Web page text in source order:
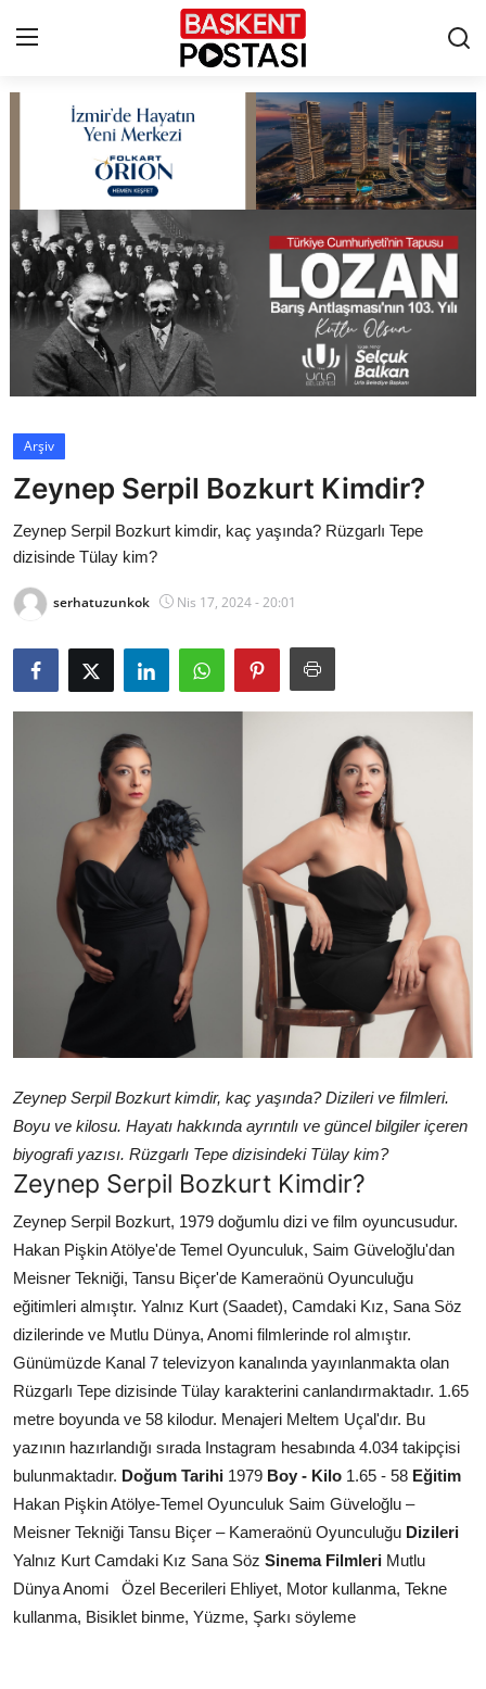
Çerez Politikası
Künye
Ankara
TBMM
Cumhurbaşkanlığı
Siyasi Partiler
Mülki İdare
Toplum ve Yaşam
Kamu Kurumları ve Üst Kurullar
Resmi Reklamlar
Arşiv
Zeynep Serpil Bozkurt Kimdir?
Zeynep Serpil Bozkurt kimdir, kaç yaşında? Rüzgarlı Tepe
dizisinde Tülay kim?
serhatuzunkok Nis 17, 2024 - 20:01
Zeynep Serpil Bozkurt kimdir, kaç yaşında? Dizileri ve filmleri.
Boyu ve kilosu. Hayatı hakkında ayrıntılı ve güncel bilgiler içeren
biyografi yazısı. Rüzgarlı Tepe dizisindeki Tülay kim?
Zeynep Serpil Bozkurt Kimdir?
Zeynep Serpil Bozkurt, 1979 doğumlu dizi ve film oyuncusudur.
Hakan Pişkin Atölye'de Temel Oyunculuk, Saim Güveloğlu'dan
Meisner Tekniği, Tansu Biçer'de Kameraönü Oyunculuğu
eğitimleri almıştır. Yalnız Kurt (Saadet), Camdaki Kız, Sana Söz
dizilerinde ve Mutlu Dünya, Anomi filmlerinde rol almıştır.
Günümüzde Kanal 7 televizyon kanalında yayınlanmakta olan
Rüzgarlı Tepe dizisinde Tülay karakterini canlandırmaktadır. 1.65
metre boyunda ve 58 kilodur. Menajeri Meltem Uçal'dır. Bu
yazının hazırlandığı sırada Instagram hesabında 4.034 takipçisi
bulunmaktadır. Doğum Tarihi 1979 Boy - Kilo 1.65 - 58 Eğitim
Hakan Pişkin Atölye-Temel Oyunculuk Saim Güveloğlu –
Meisner Tekniği Tansu Biçer – Kameraönü Oyunculuğu Dizileri
Yalnız Kurt Camdaki Kız Sana Söz Sinema Filmleri Mutlu
Dünya Anomi Özel Becerileri Ehliyet, Motor kullanma, Tekne
kullanma, Bisiklet binme, Yüzme, Şarkı söyleme